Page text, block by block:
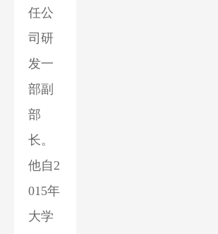
任公
司研
发一
部副
部
长。
他自2
015年
大学